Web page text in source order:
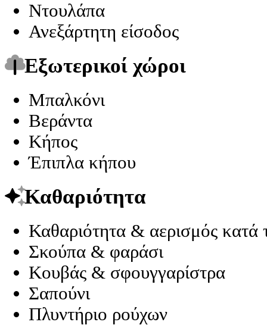
Ντουλάπα
Ανεξάρτητη είσοδος
Εξωτερικοί χώροι
Μπαλκόνι
Βεράντα
Κήπος
Έπιπλα κήπου
Καθαριότητα
Καθαριότητα & αερισμός κατά
Σκούπα & φαράσι
Κουβάς & σφουγγαρίστρα
Σαπούνι
Πλυντήριο ρούχων